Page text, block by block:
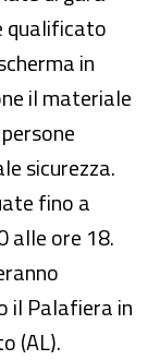
qualificato
in
il materiale
sicurezza.
fino a
alle ore 18.
il Palafiera in
(AL).